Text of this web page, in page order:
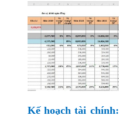
Kế hoạch tài chính: